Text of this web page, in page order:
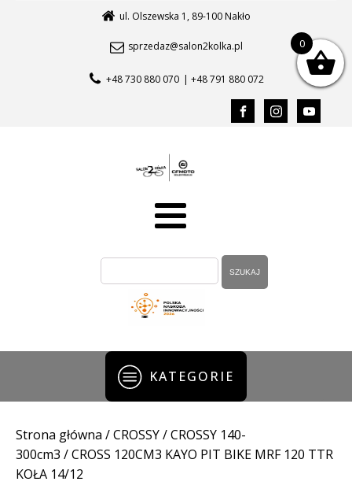
ul. Olszewska 1, 89-100 Nakło
sprzedaz@salon2kolka.pl
+48 730 880 070 | +48 791 880 072
KATEGORIE
Strona główna /CROSSY/CROSSY 140-
300cm3 / CROSS 120CM3 KAYO PIT BIKE MRF 120 TTR
KOŁA 14/12
0